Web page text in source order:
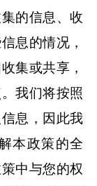
的信息、收
息的情况，
集或共享，
我们将按照
息，因此我
本政策的全
中与您的权